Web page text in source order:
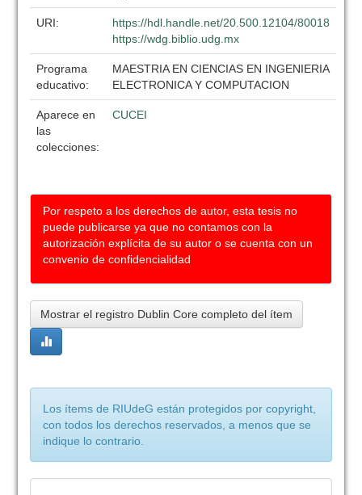
URI:
https://hdl.handle.net/20.500.12104/80018
https://wdg.biblio.udg.mx
Programa
educativo:
MAESTRIA EN CIENCIAS EN INGENIERIA
ELECTRONICA Y COMPUTACION
Aparece en
las
colecciones:
CUCEI
Por respeto a los derechos de autor, esta tesis no
puede publicarse ya que no contamos con la
autorización explícita de su autor o se cuenta con un
convenio de confidencialidad
Mostrar el registro Dublin Core completo del ítem
Los ítems de RIUdeG están protegidos por copyright,
con todos los derechos reservados, a menos que se
indique lo contrario.